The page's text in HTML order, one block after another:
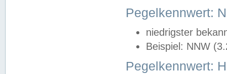
Pegelkennwert:
niedrigster
Beispiel: NNW
Pegelkennwert: